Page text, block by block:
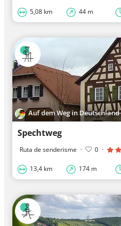
5,08 km 44 m
Auf dem Weg in Deutschland
Spechtweg
Ruta de senderisme · 0 ·
13,4 km 174 m